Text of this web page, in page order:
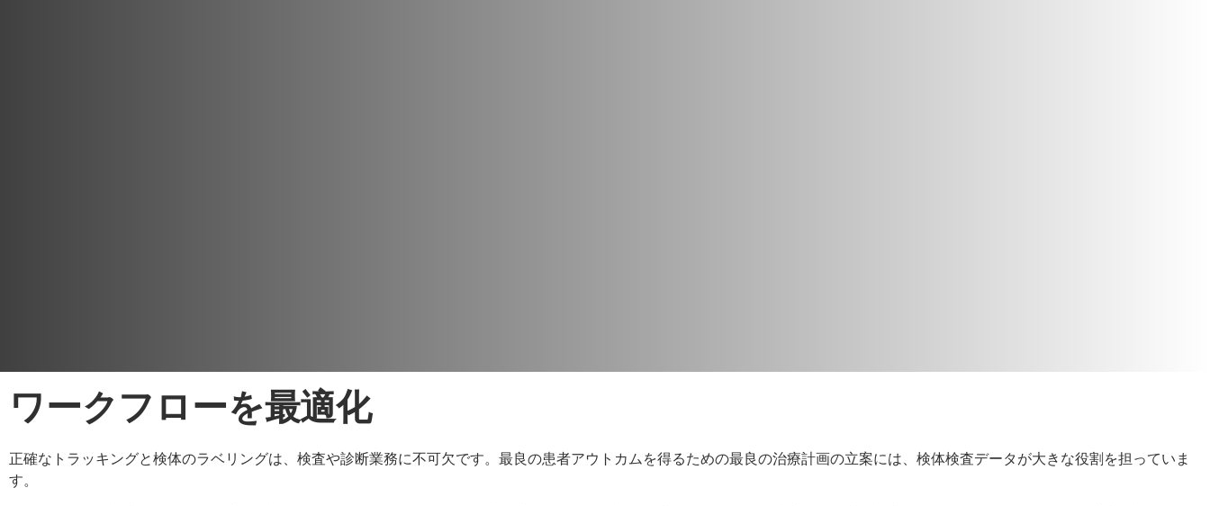
ワークフローを最適化
正確なトラッキングと検体のラベリングは、検査や診断業務に不可欠です。最良の患者アウトカムを得るための最良の治療計画の立案には、検体検査データが大きな役割を担っていま
す。